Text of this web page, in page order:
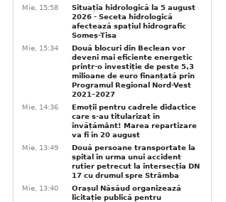
Mie, 15:58
Situația hidrologică la 5 august
2026 - Seceta hidrologică
afectează spațiul hidrografic
Someș-Tisa
Mie, 15:34
Două blocuri din Beclean vor
deveni mai eficiente energetic
printr-o investiție de peste 5,3
milioane de euro finanțată prin
Programul Regional Nord-Vest
2021–2027
Mie, 14:36
Emoții pentru cadrele didactice
care s-au titularizat în
învățământ! Marea repartizare
va fi în 20 august
Mie, 13:49
Două persoane transportate la
spital în urma unui accident
rutier petrecut la intersecția DN
17 cu drumul spre Strâmba
Mie, 13:40
Orașul Năsăud organizează
licitație publică pentru